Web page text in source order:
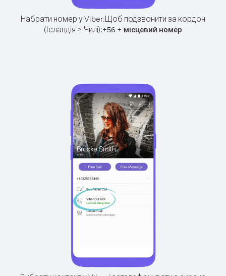
Набрати номер у Viber.Щоб подзвонити за кордон
(Ісландія > Чилі):+56 + місцевий номер